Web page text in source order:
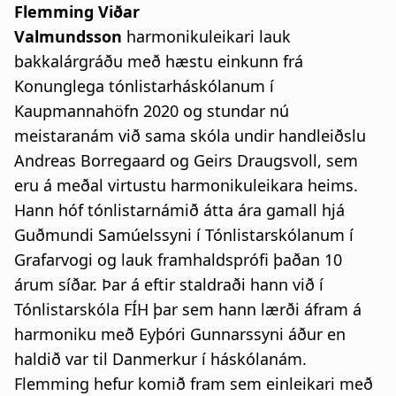
Flemming Viðar
Valmundsson harmonikuleikari lauk
bakkalárgráðu með hæstu einkunn frá
Konunglega tónlistarháskólanum í
Kaupmannahöfn 2020 og stundar nú
meistaranám við sama skóla undir handleiðslu
Andreas Borregaard og Geirs Draugsvoll, sem
eru á meðal virtustu harmonikuleikara heims.
Hann hóf tónlistarnámið átta ára gamall hjá
Guðmundi Samúelssyni í Tónlistarskólanum í
Grafarvogi og lauk framhaldsprófi þaðan 10
árum síðar. Þar á eftir staldraði hann við í
Tónlistarskóla FÍH þar sem hann lærði áfram á
harmoniku með Eyþóri Gunnarssyni áður en
haldið var til Danmerkur í háskólanám.
Flemming hefur komið fram sem einleikari með